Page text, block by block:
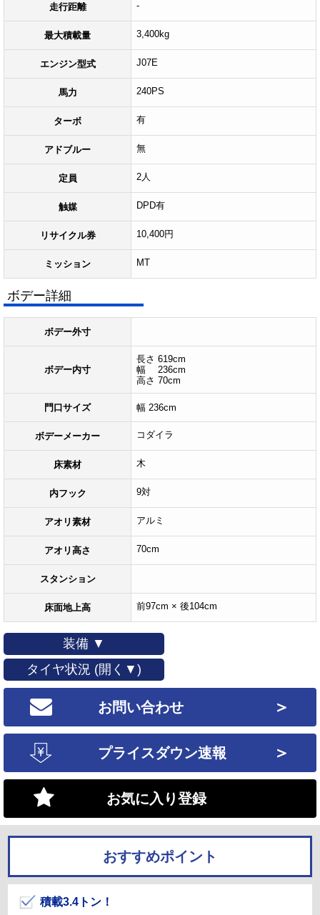
走行距離 -
最大積載量 3,400kg
エンジン型式 J07E
馬力 240PS
ターボ 有
アドブルー 無
定員 2人
触媒 DPD有
リサイクル券 10,400円
ミッション MT
ボデー詳細
ボデー外寸
ボデー内寸
長さ 619cm
幅 236cm
高さ 70cm
門口サイズ 幅 236cm
ボデーメーカー コダイラ
床素材 木
内フック 9対
アオリ素材 アルミ
アオリ高さ 70cm
スタンション
床面地上高 前97cm × 後104cm
装備 ▼
タイヤ状況 (開く▼)
お問い合わせ ＞
プライスダウン速報 ＞
お気に入り登録
おすすめポイント
積載3.4トン！